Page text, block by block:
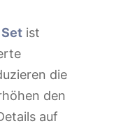
ist
die
den
auf